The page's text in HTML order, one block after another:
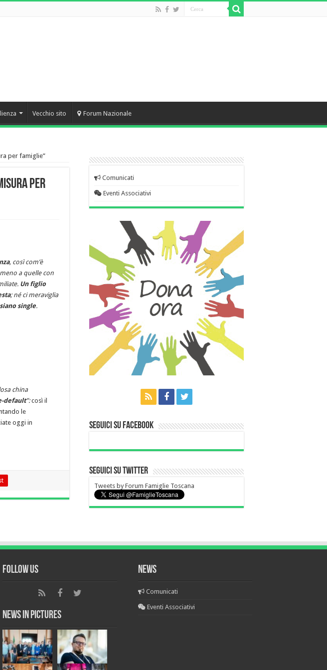
Vecchio sito Forum Nazionale
per famiglie”
per
, così com’è
a quelle con
Un figlio
; né ci meraviglia
siano single.
china
default”:così il
le
oggi in
Comunicati
Eventi Associativi
Seguici su Facebook
Seguici su Twitter
Tweets by Forum Famiglie Toscana
Follow Us
News in Pictures
NEWS
Comunicati
Eventi Associativi